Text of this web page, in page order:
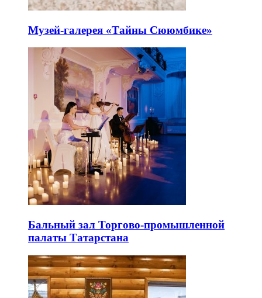
Музей-галерея «Тайны Сююмбике»
Бальный зал Торгово-промышленной
палаты Татарстана